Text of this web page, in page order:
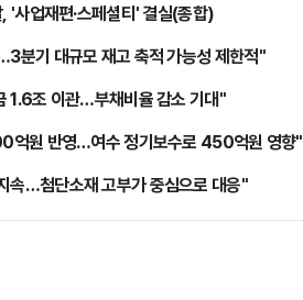
'사업재편·스페셜티' 결실(종합)
분기 대규모 재고 축적 가능성 제한적"
1.6조 이관…부채비율 감소 기대"
억원 반영…여수 정기보수로 450억원 영향"
속…첨단소재 고부가 중심으로 대응"